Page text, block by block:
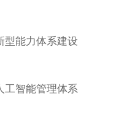
型能力体系建设
工智能管理体系